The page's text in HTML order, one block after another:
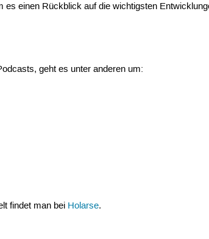
einen Rückblick auf die wichtigsten
geht es unter anderen um:
findet man bei Holarse.